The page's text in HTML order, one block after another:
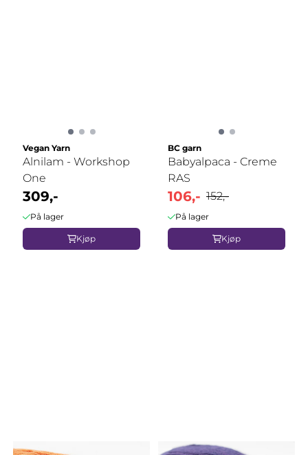
Vegan Yarn
Alnilam - Workshop
One
309,-
På lager
Kjøp
BC garn
Babyalpaca - Creme
RAS
106,- 152,-
På lager
Kjøp